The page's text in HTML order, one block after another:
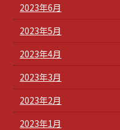
2023年6月
2023年5月
2023年4月
2023年3月
2023年2月
2023年1月